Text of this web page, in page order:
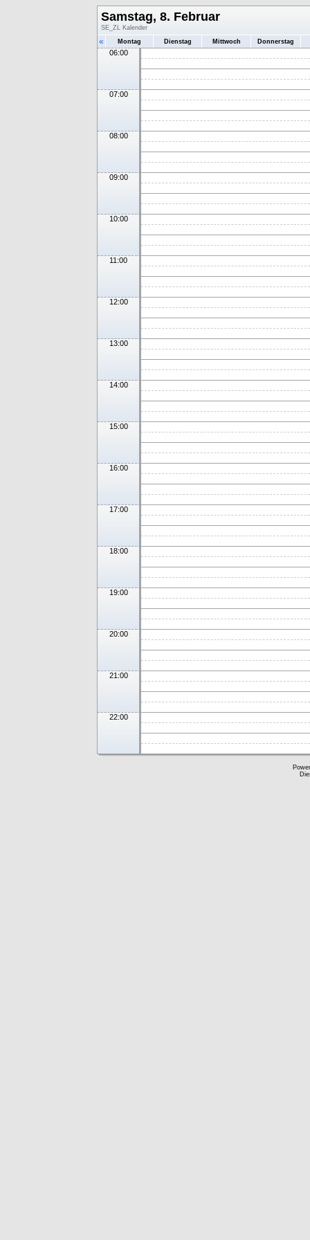
Samstag, 8. Februar
SE_ZL Kalender
« Montag Dienstag Mittwoch Donnerstag
06:00
07:00
08:00
09:00
10:00
11:00
12:00
13:00
14:00
15:00
16:00
17:00
18:00
19:00
20:00
21:00
22:00